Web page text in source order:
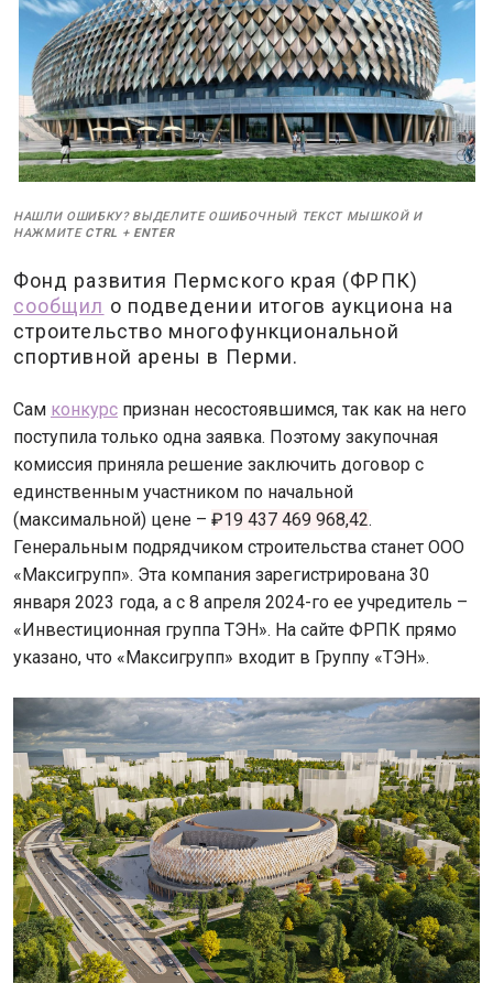
НАШЛИ ОШИБКУ? ВЫДЕЛИТЕ ОШИБОЧНЫЙ ТЕКСТ МЫШКОЙ И
НАЖМИТЕ CTRL + ENTER
Фонд развития Пермского края (ФРПК)
сообщил о подведении итогов аукциона на
строительство многофункциональной
спортивной арены в Перми.
Сам конкурс признан несостоявшимся, так как на него
поступила только одна заявка. Поэтому закупочная
комиссия приняла решение заключить договор с
единственным участником по начальной
(максимальной) цене – ₽19 437 469 968,42.
Генеральным подрядчиком строительства станет ООО
«Максигрупп». Эта компания зарегистрирована 30
января 2023 года, а с 8 апреля 2024-го ее учредитель –
«Инвестиционная группа ТЭН». На сайте ФРПК прямо
указано, что «Максигрупп» входит в Группу «ТЭН».